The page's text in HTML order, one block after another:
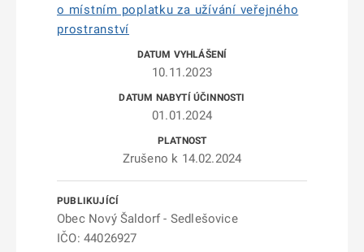
o místním poplatku za užívání veřejného
prostranství
10.11.2023
01.01.2024
Zrušeno k 14.02.2024
Obec Nový Šaldorf - Sedlešovice
IČO: 44026927